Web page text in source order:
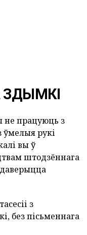
не працуюць з
ўмелыя рукі
вы ў
штодзённага
з
без пісьменнага